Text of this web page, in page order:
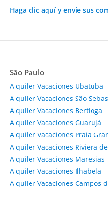
Haga clic aquí y envíe sus
São Paulo
Alquiler Vacaciones Ubatuba
Alquiler Vacaciones São
Alquiler Vacaciones Bertioga
Alquiler Vacaciones Guarujá
Alquiler Vacaciones Praia
Alquiler Vacaciones Riviera
Alquiler Vacaciones Maresias
Alquiler Vacaciones Ilhabela
Alquiler Vacaciones Campos